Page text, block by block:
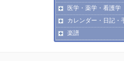
医学・薬学・看護学
カレンダー・日記・
楽譜